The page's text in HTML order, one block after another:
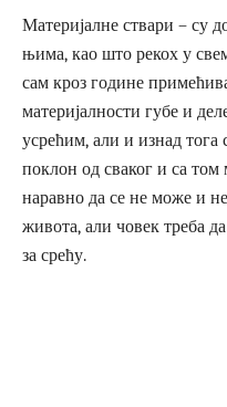
Материјалне ствари – су
њима, као што рекох у
сам кроз године
материјалности губе и
усрећим, али и изнад тога
поклон од сваког и са
наравно да се не може и
живота, али човек треба
за срећу.